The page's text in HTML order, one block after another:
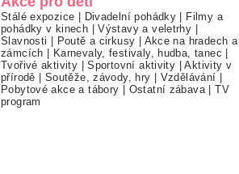
Stálé expozice Divadelní pohádky
Filmy a
pohádky v kinech |Výstavy a veletrhy
Slavnosti
Poutě a cirkusy
Akce na hradech a
zámcích
Karnevaly, festivaly, hudba, tanec
Tvořivé aktivity |Sportovní aktivity |Aktivity v
přírodě
Soutěže, závody, hry Vzdělávání
Pobytové akce a tábory
Ostatní zábava|TV
program